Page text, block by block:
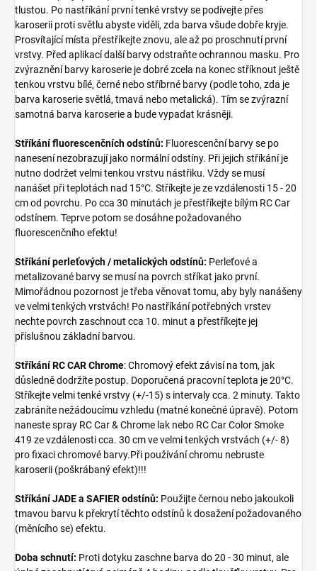
tlustou. Po nastříkání první tenké vrstvy se podívejte přes
karoserii proti světlu abyste viděli, zda barva všude dobře kryje.
Prosvítající místa přestříkejte znovu, ale až po proschnutí první
vrstvy. Před aplikací další barvy odstraňte ochrannou masku. Pro
zvýraznění barvy karoserie je dobré zcela na konec stříknout ještě
tenkou vrstvu bílé, černé nebo stříbrné barvy (podle toho, zda je
barva karoserie světlá, tmavá nebo metalická). Tím se zvýrazní
samotná barva karoserie a bude vypadat krásněji.
Stříkání fluorescenčních odstínů: Fluorescenční barvy se po
nanesení nezobrazují jako normální odstíny. Při jejich stříkání je
nutno dodržet velmi tenkou vrstvu nástřiku. Vždy se musí
nanášet při teplotách nad 15°C. Stříkejte je ze vzdálenosti 15 - 20
cm od povrchu. Po cca 30 minutách je přestříkejte bílým RC Car
odstínem. Teprve potom se dosáhne požadovaného
fluorescenčního efektu!
Stříkání perleťových / metalických odstínů: Perleťové a
metalizované barvy se musí na povrch stříkat jako první.
Mimořádnou pozornost je třeba věnovat tomu, aby byly nanášeny
ve velmi tenkých vrstvách! Po nastříkání potřebných vrstev
nechte povrch zaschnout cca 10. minut a přestříkejte jej
příslušnou základní barvou.
Stříkání RC CAR Chrome: Chromový efekt závisí na tom, jak
důsledně dodržíte postup. Doporučená pracovní teplota je 20°C.
Stříkejte velmi tenké vrstvy (+/-15) s intervaly cca. 2 minuty. Takto
zabráníte nežádoucímu vzhledu (matné konečné úpravě). Potom
naneste spray RC Car & Chrome lak nebo RC Car Color Smoke
419 ze vzdálenosti cca. 30 cm ve velmi tenkých vrstvách (+/- 8)
pro fixaci chromové barvy.Při používání chromu nebruste
karoserii (poškrábaný efekt)!!!
Stříkání JADE a SAFIER odstínů: Použijte černou nebo jakoukoli
tmavou barvu k překrytí těchto odstínů k dosažení požadovaného
(měnícího se) efektu.
Doba schnutí: Proti dotyku zaschne barva do 20 - 30 minut, ale